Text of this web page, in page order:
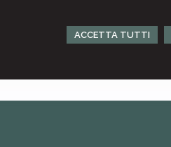
ACCETTA TUTTI